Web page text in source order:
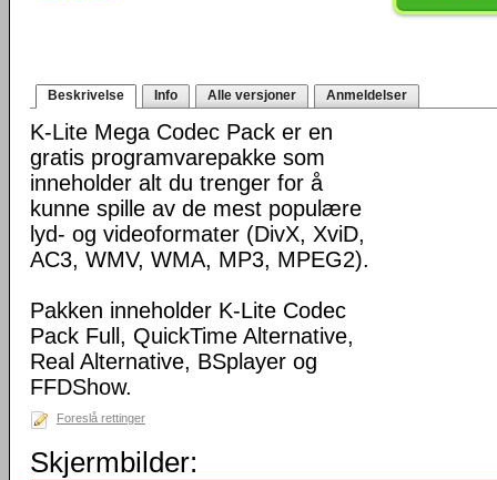
Beskrivelse Info Alle versjoner Anmeldelser
K-Lite Mega Codec Pack er en
gratis programvarepakke som
inneholder alt du trenger for å
kunne spille av de mest populære
lyd- og videoformater (DivX, XviD,
AC3, WMV, WMA, MP3, MPEG2).
Pakken inneholder K-Lite Codec
Pack Full, QuickTime Alternative,
Real Alternative, BSplayer og
FFDShow.
Foreslå rettinger
Skjermbilder: